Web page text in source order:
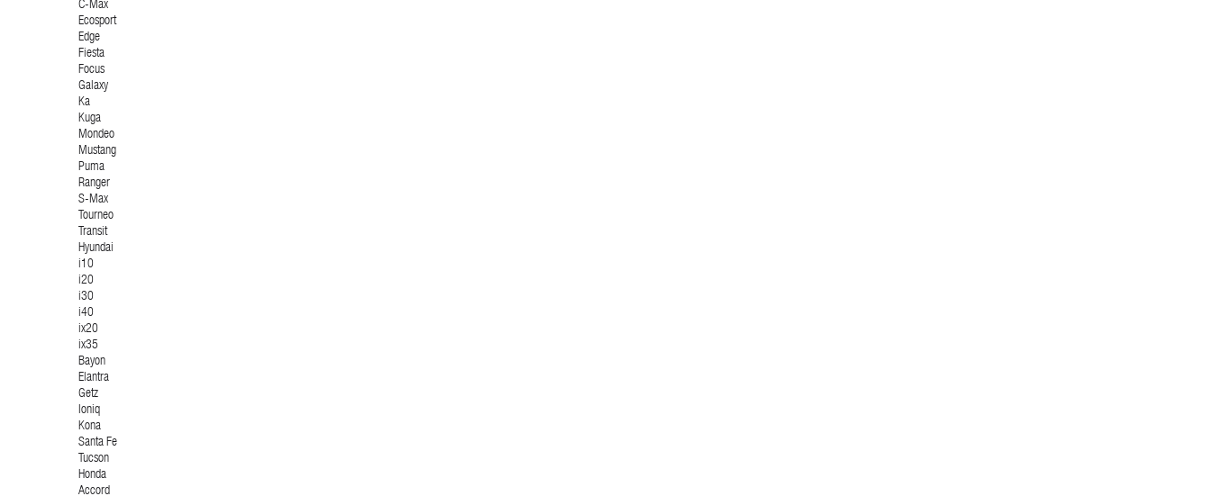
C-Max
Ecosport
Edge
Fiesta
Focus
Galaxy
Ka
Kuga
Mondeo
Mustang
Puma
Ranger
S-Max
Tourneo
Transit
Hyundai
i10
i20
i30
i40
ix20
ix35
Bayon
Elantra
Getz
Ioniq
Kona
Santa Fe
Tucson
Honda
Accord